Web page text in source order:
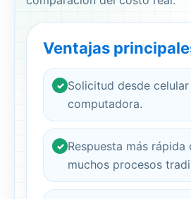
Ventajas
✓ Solicitud desde
computadora.
✓ Respuesta más rápida
muchos procesos